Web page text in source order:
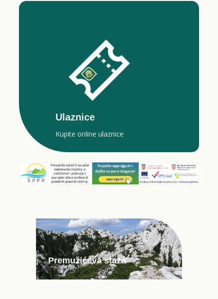
Ulaznice
Kupite online ulaznice
Premužićeva staza